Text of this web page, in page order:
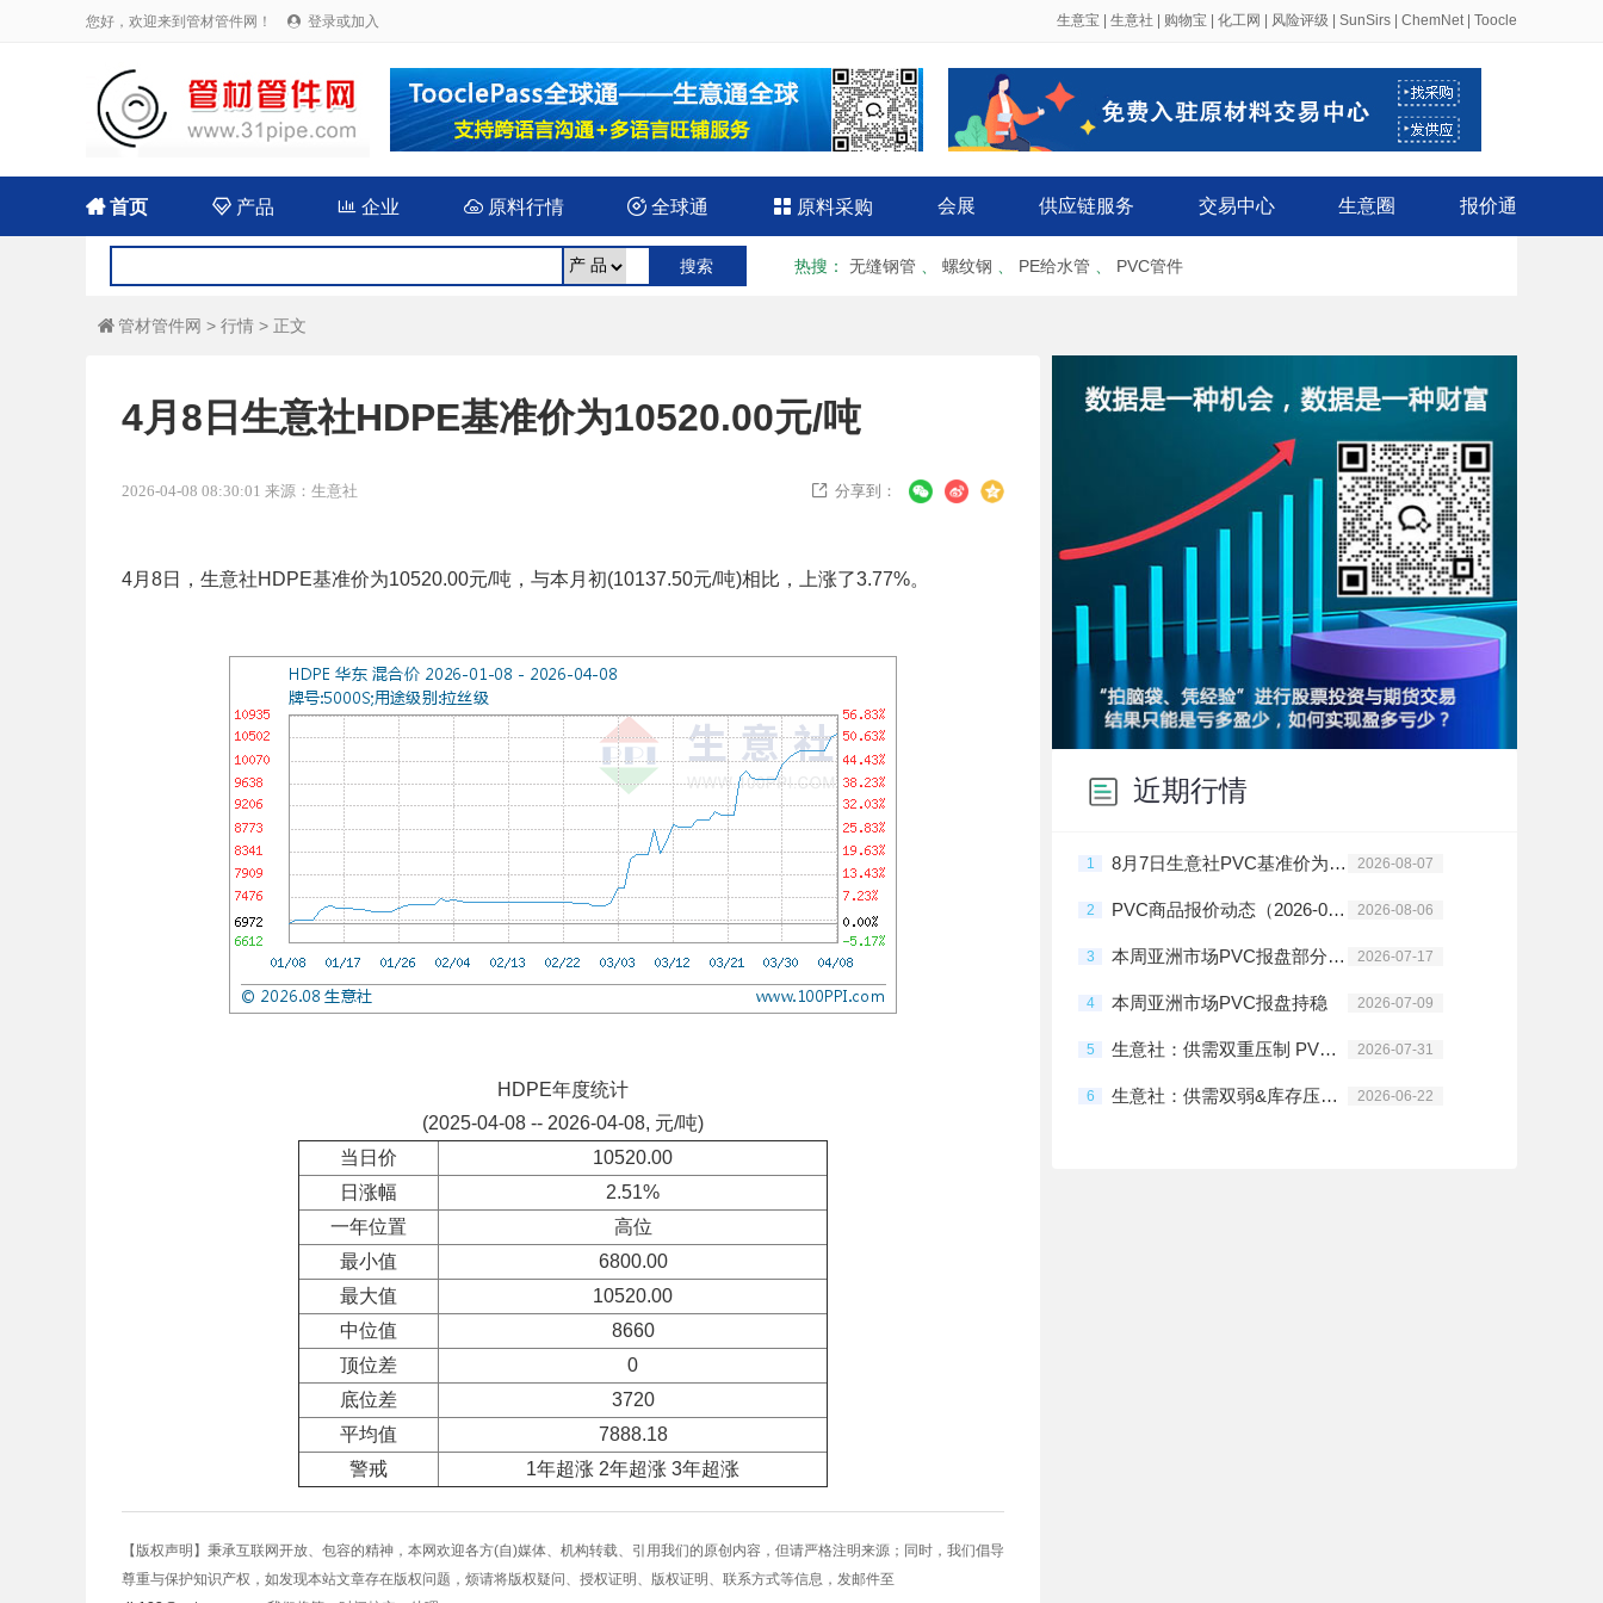
您好，欢迎来到管材管件网！  登录或加入 生意宝 生意社 购物宝 化工网 风险评级 SunSirs ChemNet| Toocle
首页 产品  企业 原料行情  全球通  原料采购 会展 供应链服务 交易中心 生意圈 报价通
热搜 ： 无缝钢管 螺纹钢 PE给水管 PVC管件
 管材管件网 > 行情 > 正文
4月8日生意社HDPE基准价为10520.00元/吨
2026-04-08 08:30:01 来源：生意社  分享到：
4月8日，生意社HDPE基准价为10520.00元/吨，与本月初(10137.50元/吨)相比，上涨了3.77%。
HDPE年度统计
(2025-04-08 -- 2026-04-08, 元/吨)
当日价
10520.00
日涨幅
2.51%
一年位置
高位
最小值
6800.00
最大值
10520.00
中位值
8660
顶位差
0
底位差
3720
平均值
7888.18
警戒
1年超涨 2年超涨 3年超涨
【版权声明】秉承互联网开放、包容的精神，本网欢迎各方(自)媒体、机构转载、引用我们的原创内容，但请严格注明来源；同时，我们倡导
尊重与保护知识产权，如发现本站文章存在版权问题，烦请将版权疑问、授权证明、版权证明、联系方式等信息，发邮件至
近期行情
1 8月7日生意社PVC基准价为4425.00元/吨 2026-08-07
2 PVC商品报价动态（2026-08-06） 2026-08-06
3 本周亚洲市场PVC报盘部分地区上调 2026-07-17
4 本周亚洲市场PVC报盘持稳 2026-07-09
5 生意社：供需双重压制 PVC行情震荡走跌 2026-07-31
6 生意社：供需双弱&库存压制 PVC行情震荡偏弱 2026-06-22